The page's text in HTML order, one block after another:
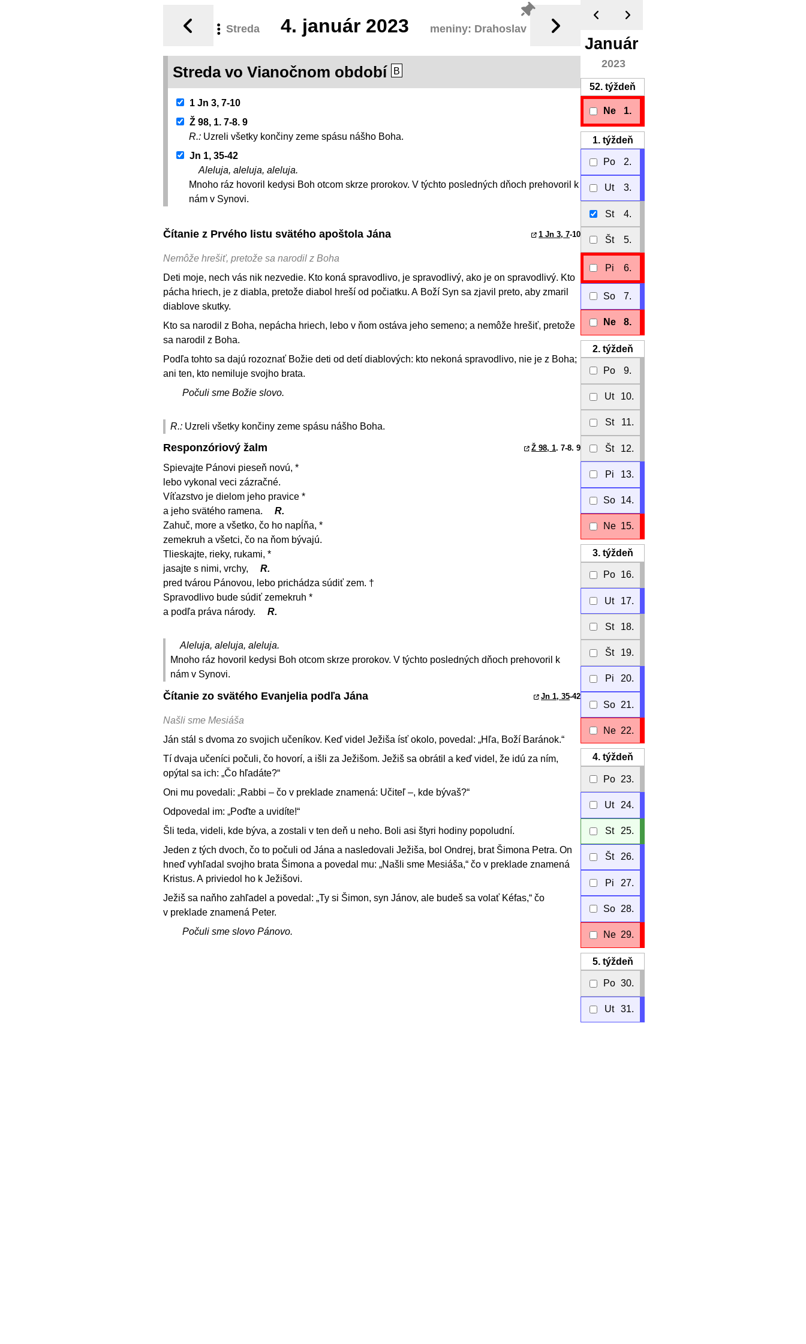
Streda 4. január 2023 meniny: Drahoslav
Streda vo Vianočnom období B
1 Jn 3, 7-10
Ž 98, 1. 7-8. 9
R.: Uzreli všetky končiny zeme spásu nášho Boha.
Jn 1, 35-42
Aleluja, aleluja, aleluja.
Mnoho ráz hovoril kedysi Boh otcom skrze prorokov. V týchto posledných dňoch prehovoril k
nám v Synovi.
Čítanie z Prvého listu svätého apoštola Jána 1 Jn 3, 7-10
Nemôže hrešiť, pretože sa narodil z Boha
Deti moje, nech vás nik nezvedie. Kto koná spravodlivo, je spravodlivý, ako je on spravodlivý. Kto
pácha hriech, je z diabla, pretože diabol hreší od počiatku. A Boží Syn sa zjavil preto, aby zmaril
diablove skutky.
Kto sa narodil z Boha, nepácha hriech, lebo v ňom ostáva jeho semeno; a nemôže hrešiť, pretože
sa narodil z Boha.
Podľa tohto sa dajú rozoznať Božie deti od detí diablových: kto nekoná spravodlivo, nie je z Boha;
ani ten, kto nemiluje svojho brata.
Počuli sme Božie slovo.
R.: Uzreli všetky končiny zeme spásu nášho Boha.
Responzóriový žalm Ž 98, 1. 7-8. 9
Spievajte Pánovi pieseň novú, *
lebo vykonal veci zázračné.
Víťazstvo je dielom jeho pravice *
a jeho svätého ramena.
R.
Zahuč, more a všetko, čo ho napĺňa, *
zemekruh a všetci, čo na ňom bývajú.
Tlieskajte, rieky, rukami, *
jasajte s nimi, vrchy,
R.
pred tvárou Pánovou, lebo prichádza súdiť zem. †
Spravodlivo bude súdiť zemekruh *
a podľa práva národy.
R.
Aleluja, aleluja, aleluja.
Mnoho ráz hovoril kedysi Boh otcom skrze prorokov. V týchto posledných dňoch prehovoril k
nám v Synovi.
Čítanie zo svätého Evanjelia podľa Jána Jn 1, 35-42
Našli sme Mesiáša
Ján stál s dvoma zo svojich učeníkov. Keď videl Ježiša ísť okolo, povedal: „Hľa, Boží Baránok.“
Tí dvaja učeníci počuli, čo hovorí, a išli za Ježišom. Ježiš sa obrátil a keď videl, že idú za ním,
opýtal sa ich: „Čo hľadáte?“
Oni mu povedali: „Rabbi – čo v preklade znamená: Učiteľ –, kde bývaš?“
Odpovedal im: „Poďte a uvidíte!“
Šli teda, videli, kde býva, a zostali v ten deň u neho. Boli asi štyri hodiny popoludní.
Jeden z tých dvoch, čo to počuli od Jána a nasledovali Ježiša, bol Ondrej, brat Šimona Petra. On
hneď vyhľadal svojho brata Šimona a povedal mu: „Našli sme Mesiáša,“ čo v preklade znamená
Kristus. A priviedol ho k Ježišovi.
Ježiš sa naňho zahľadel a povedal: „Ty si Šimon, syn Jánov, ale budeš sa volať Kéfas,“ čo
v preklade znamená Peter.
Počuli sme slovo Pánovo.
Január
2023
52. týždeň
Ne 1.
1.týždeň
Po 2.
Ut 3.
St 4.
Št 5.
Pi 6.
So 7.
Ne 8.
2.týždeň
Po 9.
Ut 10.
St 11.
Št 12.
Pi 13.
So 14.
Ne 15.
3.týždeň
Po 16.
Ut 17.
St 18.
Št 19.
Pi 20.
So 21.
Ne 22.
4.týždeň
Po 23.
Ut 24.
St 25.
Št 26.
Pi 27.
So 28.
Ne 29.
5.týždeň
Po 30.
Ut 31.